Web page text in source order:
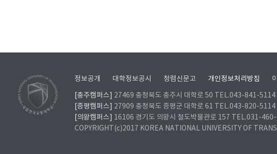
정보공개 대학정보공시 청렴신문고 개인정보처리방침
[충주캠퍼스]
27469 충청북도 충주시 대학로 50 TEL.043-841-5114
[증평캠퍼스]
27909 충청북도 증평군 대학로 61 TEL.043-820-5114
[의왕캠퍼스]
16106 경기도 의왕시 철도박물관로 157 TEL.031-
COPYRIGHT(c)2017 KOREA NATIONAL UNIVERSITY OF